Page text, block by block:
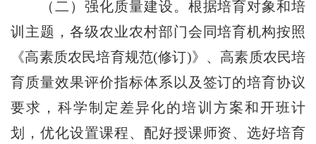
（二）强化质量建设。 根据培育对象和培
训主题，各级农业农村部门会同培育机构按照
《高素质农民培育规范(修订)》、高素质农民培
育质量效果评价指标体系以及签订的培育协议
要求，科学制定差异化的培训方案和开班计
划，优化设置课程、配好授课师资、选好培育